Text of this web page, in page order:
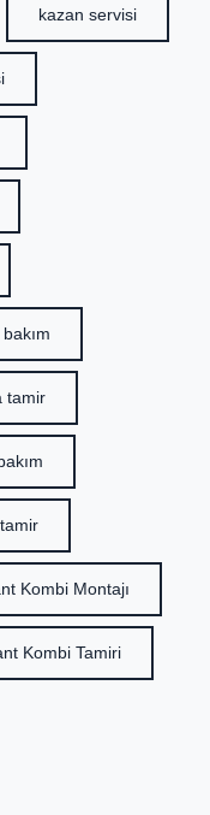
kazan servisi
tamir
Kombi Montajı
Kombi Tamiri